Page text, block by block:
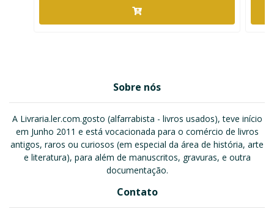
Sobre nós
A Livraria.ler.com.gosto (alfarrabista - livros usados), teve início
em Junho 2011 e está vocacionada para o comércio de livros
antigos, raros ou curiosos (em especial da área de história, arte
e literatura), para além de manuscritos, gravuras, e outra
documentação.
Contato